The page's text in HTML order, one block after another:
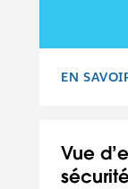
RÈGLES
EN
Vue